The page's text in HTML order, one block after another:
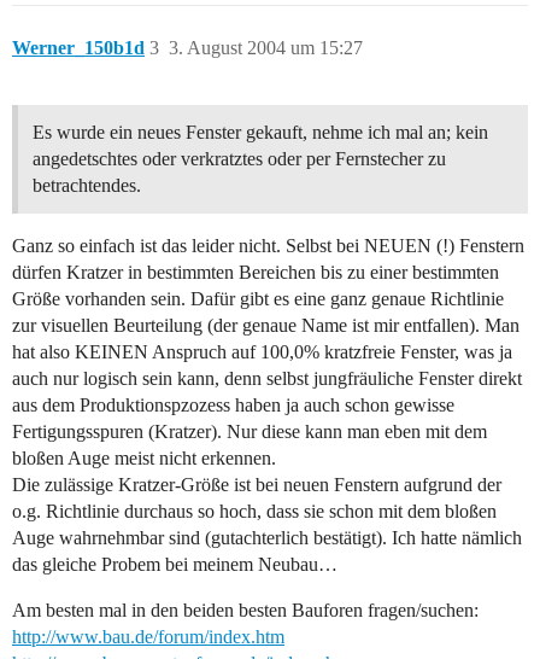
Werner_150b1d 3. August 2004 um 15:27
3
Es wurde ein neues Fenster gekauft, nehme ich mal an; kein
angedetschtes oder verkratztes oder per Fernstecher zu
betrachtendes.
Ganz so einfach ist das leider nicht. Selbst bei NEUEN (!) Fenstern
dürfen Kratzer in bestimmten Bereichen bis zu einer bestimmten
Größe vorhanden sein. Dafür gibt es eine ganz genaue Richtlinie
zur visuellen Beurteilung (der genaue Name ist mir entfallen). Man
hat also KEINEN Anspruch auf 100,0% kratzfreie Fenster, was ja
auch nur logisch sein kann, denn selbst jungfräuliche Fenster direkt
aus dem Produktionspzozess haben ja auch schon gewisse
Fertigungsspuren (Kratzer). Nur diese kann man eben mit dem
bloßen Auge meist nicht erkennen.
Die zulässige Kratzer-Größe ist bei neuen Fenstern aufgrund der
o.g. Richtlinie durchaus so hoch, dass sie schon mit dem bloßen
Auge wahrnehmbar sind (gutachterlich bestätigt). Ich hatte nämlich
das gleiche Probem bei meinem Neubau…
Am besten mal in den beiden besten Bauforen fragen/suchen:
http://www.bau.de/forum/index.htm